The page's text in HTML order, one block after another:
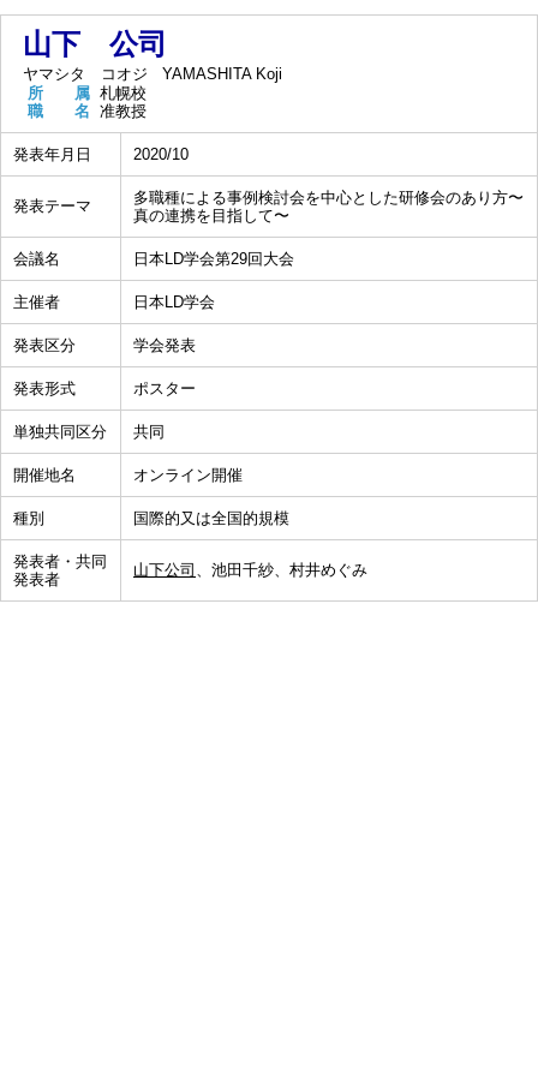
山下 公司
ヤマシタ コオジ
YAMASHITA Koji
所 属 札幌校
職 名 准教授
発表年月日 2020/10
発表テーマ
多職種による事例検討会を中心とした研修会のあり方〜
真の連携を目指して〜
会議名 日本LD学会第29回大会
主催者 日本LD学会
発表区分 学会発表
発表形式 ポスター
単独共同区分 共同
開催地名 オンライン開催
種別 国際的又は全国的規模
発表者・共同
発表者
山下公司 、池田千紗、村井めぐみ